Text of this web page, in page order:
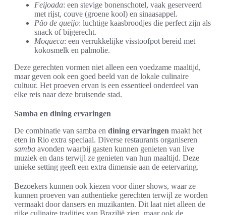
Feijoada: een stevige bonenschotel, vaak geserveerd
met rijst, couve (groene kool) en sinaasappel.
Pão de queijo: luchtige kaasbroodjes die perfect zijn als
snack of bijgerecht.
Moqueca: een verrukkelijke visstoofpot bereid met
kokosmelk en palmolie.
Deze gerechten vormen niet alleen een voedzame maaltijd,
maar geven ook een goed beeld van de lokale culinaire
cultuur. Het proeven ervan is een essentieel onderdeel van
elke reis naar deze bruisende stad.
Samba en dining ervaringen
De combinatie van samba en dining ervaringen maakt het
eten in Rio extra speciaal. Diverse restaurants organiseren
samba avonden waarbij gasten kunnen genieten van live
muziek en dans terwijl ze genieten van hun maaltijd. Deze
unieke setting geeft een extra dimensie aan de eetervaring.
Bezoekers kunnen ook kiezen voor diner shows, waar ze
kunnen proeven van authentieke gerechten terwijl ze worden
vermaakt door dansers en muzikanten. Dit laat niet alleen de
rijke culinaire tradities van Brazilië zien, maar ook de